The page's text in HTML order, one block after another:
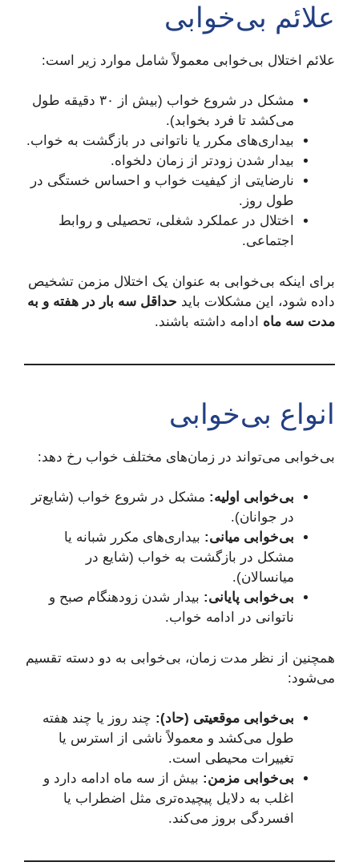
علائم بی‌خوابی
علائم اختلال بی‌خوابی معمولاً شامل موارد زیر است:
مشکل در شروع خواب (بیش از ۳۰ دقیقه طول
می‌کشد تا فرد بخوابد).
بیداری‌های مکرر یا ناتوانی در بازگشت به خواب.
بیدار شدن زودتر از زمان دلخواه.
نارضایتی از کیفیت خواب و احساس خستگی در
طول روز.
اختلال در عملکرد شغلی، تحصیلی و روابط
اجتماعی.
برای اینکه بی‌خوابی به عنوان یک اختلال مزمن تشخیص
داده شود، این مشکلات باید حداقل سه بار در هفته و به
مدت سه ماه ادامه داشته باشند.
انواع بی‌خوابی
بی‌خوابی می‌تواند در زمان‌های مختلف خواب رخ دهد:
بی‌خوابی اولیه: مشکل در شروع خواب (شایع‌تر
در جوانان).
بی‌خوابی میانی: بیداری‌های مکرر شبانه یا
مشکل در بازگشت به خواب (شایع در
میانسالان).
بی‌خوابی پایانی: بیدار شدن زودهنگام صبح و
ناتوانی در ادامه خواب.
همچنین از نظر مدت زمان، بی‌خوابی به دو دسته تقسیم
می‌شود:
بی‌خوابی موقعیتی (حاد): چند روز یا چند هفته
طول می‌کشد و معمولاً ناشی از استرس یا
تغییرات محیطی است.
بی‌خوابی مزمن: بیش از سه ماه ادامه دارد و
اغلب به دلایل پیچیده‌تری مثل اضطراب یا
افسردگی بروز می‌کند.